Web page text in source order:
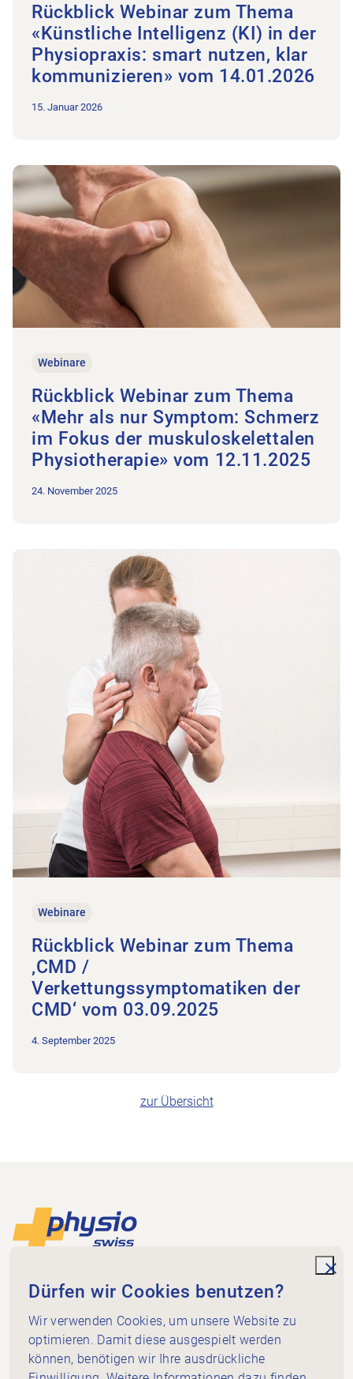
Rückblick Webinar zum Thema
«Künstliche Intelligenz (KI) in der
Physiopraxis: smart nutzen, klar
kommunizieren» vom 14.01.2026
15. Januar 2026
Webinare
Rückblick Webinar zum Thema
«Mehr als nur Symptom: Schmerz
im Fokus der muskuloskelettalen
Physiotherapie» vom 12.11.2025
24. November 2025
Zum Beitrag Rückblick Webinar zum Thema «Mehr als nur
Webinare
Rückblick Webinar zum Thema
‚CMD /
Verkettungssymptomatiken der
CMD‘ vom 03.09.2025
4. September 2025
Zum Beitrag Rückblick Webinar zum Thema ‚CMD /
zur Übersicht
Footer
Physio Aargau
5610 Wohlen
079 457 66 14
sekretariat@ag.physioswiss.ch
Dürfen wir Cookies benutzen?
Wir verwenden Cookies, um unsere Website zu
optimieren. Damit diese ausgespielt werden
können, benötigen wir Ihre ausdrückliche